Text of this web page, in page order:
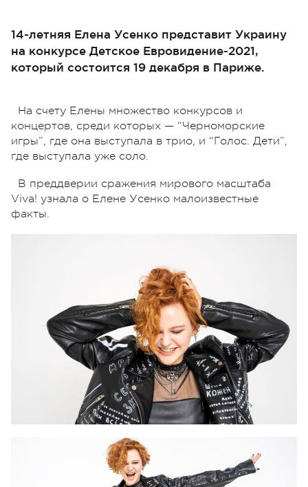
14-летняя Елена Усенко представит Украину
на конкурсе Детское Евровидение-2021,
который состоится 19 декабря в Париже.
На счету Елены множество конкурсов и
концертов, среди которых — “Черноморские
игры”, где она выступала в трио, и “Голос. Дети”,
где выступала уже соло.
В преддверии сражения мирового масштаба
Viva! узнала о Елене Усенко малоизвестные
факты.